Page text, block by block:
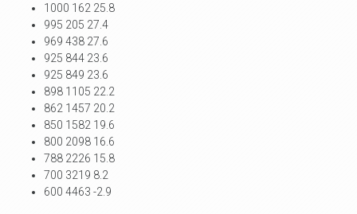
1000 162 25.8
995 205 27.4
969 438 27.6
925 844 23.6
925 849 23.6
898 1105 22.2
862 1457 20.2
850 1582 19.6
800 2098 16.6
788 2226 15.8
700 3219 8.2
600 4463 -2.9